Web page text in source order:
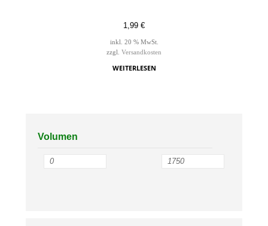
1,99 €
inkl. 20 % MwSt.
zzgl. Versandkosten
WEITERLESEN
Volumen